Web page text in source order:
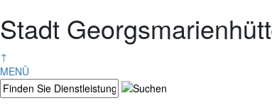
Stadt
↑
MENÜ